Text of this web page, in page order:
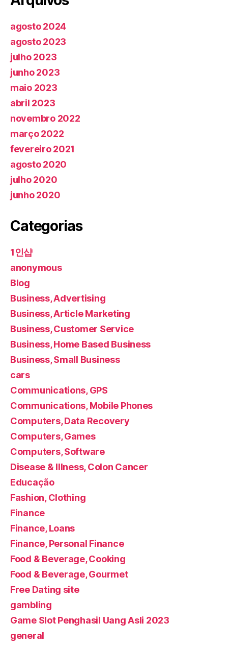
agosto 2024
agosto 2023
julho 2023
junho 2023
maio 2023
abril 2023
novembro 2022
março 2022
fevereiro 2021
agosto 2020
julho 2020
junho 2020
Categorias
1인샵
anonymous
Blog
Business, Advertising
Business, Article Marketing
Business, Customer Service
Business, Home Based Business
Business, Small Business
cars
Communications, GPS
Communications, Mobile Phones
Computers, Data Recovery
Computers, Games
Computers, Software
Disease & Illness, Colon Cancer
Educação
Fashion, Clothing
Finance
Finance, Loans
Finance, Personal Finance
Food & Beverage, Cooking
Food & Beverage, Gourmet
Free Dating site
gambling
Game Slot Penghasil Uang Asli 2023
general